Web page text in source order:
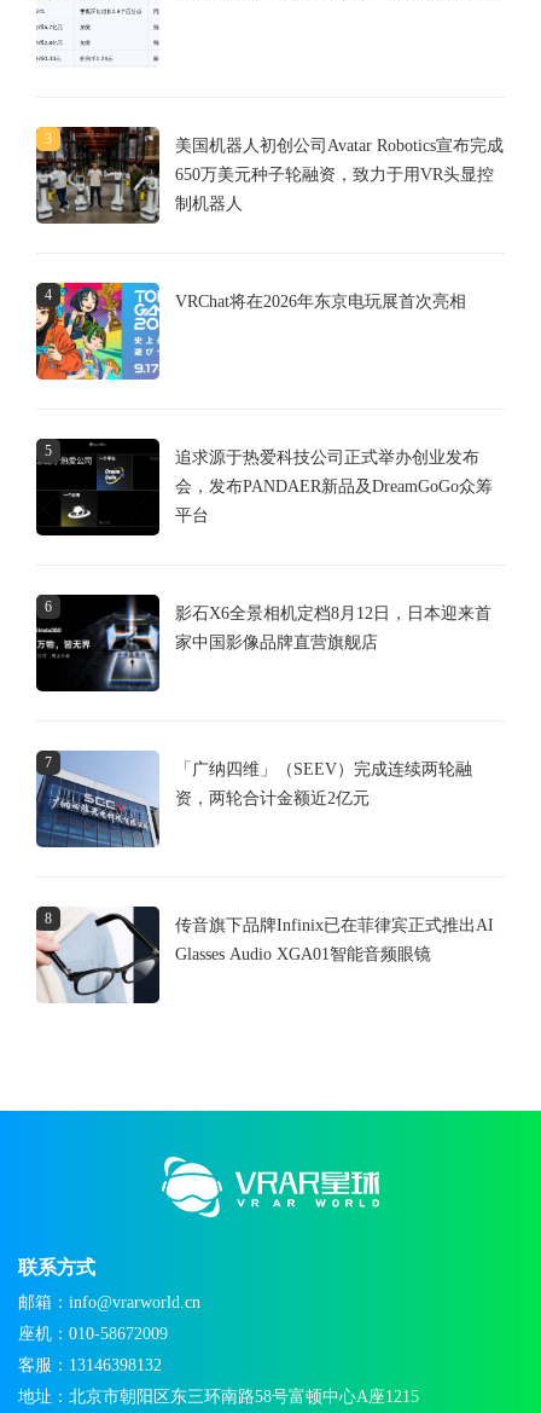
3
美国机器人初创公司Avatar Robotics宣布完成
650万美元种子轮融资，致力于用VR头显控
制机器人
4 VRChat将在2026年东京电玩展首次亮相
5
追求源于热爱科技公司正式举办创业发布
会，发布PANDAER新品及DreamGoGo众筹
平台
6
影石X6全景相机定档8月12日，日本迎来首
家中国影像品牌直营旗舰店
7
「广纳四维」（SEEV）完成连续两轮融
资，两轮合计金额近2亿元
8
传音旗下品牌Infinix已在菲律宾正式推出AI
Glasses Audio XGA01智能音频眼镜
联系方式
邮箱：info@vrarworld.cn
座机：010-58672009
客服：13146398132
地址：北京市朝阳区东三环南路58号富顿中心A座1215